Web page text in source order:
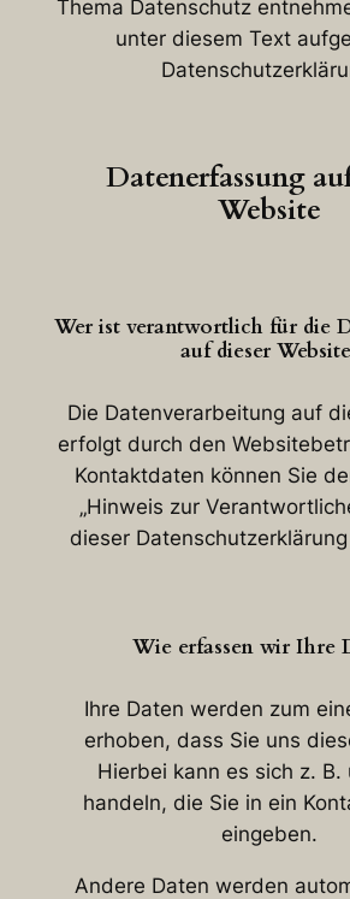
Thema Datenschutz
unter diesem Text
Datenerfassung
Website
Wer ist verantwortlich für die
auf dieser
Die Datenverarbeitung auf
erfolgt durch den
Kontaktdaten können Sie
„Hinweis zur
dieser
Wie erfassen wir Ihre
Ihre Daten werden zum
erhoben, dass Sie uns
Hierbei kann es sich z. B.
handeln, die Sie in ein
eingeben.
Andere Daten werden